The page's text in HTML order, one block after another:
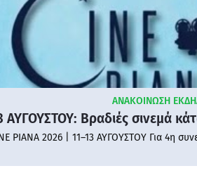
ΑΝΑΚΟΙΝΩΣΗ
ΑΥΓΟΥΣΤΟΥ: Βραδιές σινεμά
PIANA 2026 | 11–13 ΑΥΓΟΥΣΤΟΥ Για 4η